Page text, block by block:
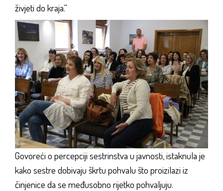
živjeti do kraja.“
Govoreći o percepciji sestrinstva u javnosti, istaknula je
kako sestre dobivaju škrtu pohvalu što proizilazi iz
činjenice da se međusobno rijetko pohvaljuju.